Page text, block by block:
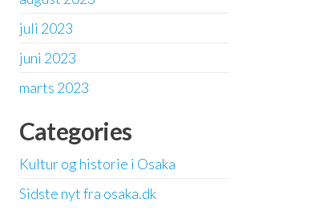
juli 2023
juni 2023
marts 2023
Categories
Kultur og historie i Osaka
Sidste nyt fra osaka.dk